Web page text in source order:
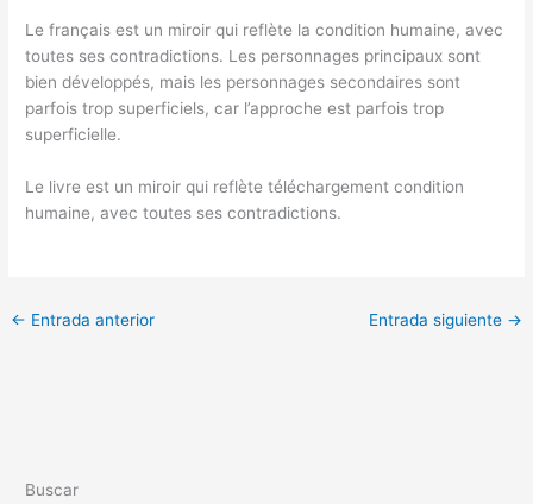
Le français est un miroir qui reflète la condition humaine, avec
toutes ses contradictions. Les personnages principaux sont
bien développés, mais les personnages secondaires sont
parfois trop superficiels, car l’approche est parfois trop
superficielle.
Le livre est un miroir qui reflète téléchargement condition
humaine, avec toutes ses contradictions.
← Entrada anterior Entrada siguiente →
Buscar